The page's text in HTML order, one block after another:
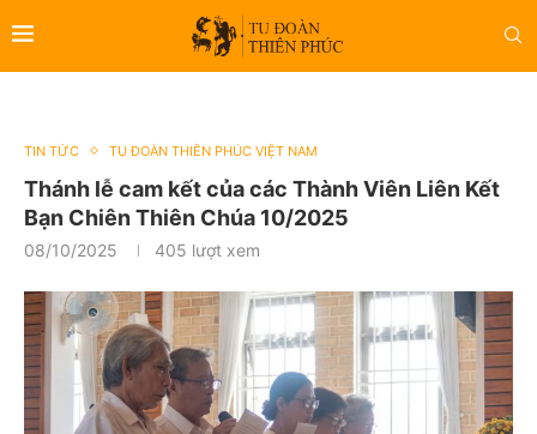
TIN TỨC TU ĐOÀN THIÊN PHÚC VIỆT NAM
Thánh lễ cam kết của các Thành Viên Liên Kết
Bạn Chiên Thiên Chúa 10/2025
08/10/2025 405 lượt xem